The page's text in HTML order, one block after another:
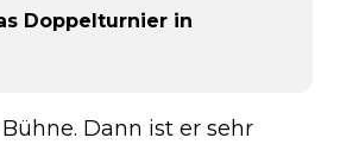
Doppelturnier in
Dann ist er sehr